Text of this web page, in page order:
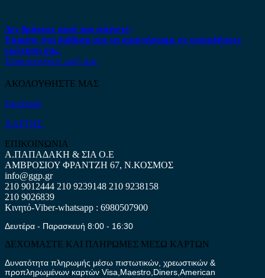
Δεν βρήκατε αυτό που ψάχνετε;
Είμαστε στη διάθεση σας να απαντήσουμε σε οποιαδήποτε
ερώτηση σας.
Επικοινωνήστε μαζί μας
ΑΚΟΛΟΥΘΗΣΤΕ ΜΑΣ
Facebook
ΧΑΡΤΗΣ
ΕΠΙΚΟΙΝΩΝΙΑ
Α.ΠΑΠΑΔΑΚΗ & ΣΙΑ Ο.Ε
ΑΜΒΡΟΣΙΟΥ ΦΡΑΝΤΖΗ 67, Ν.ΚΟΣΜΟΣ
info@ggp.gr
210 9012444 210 9239148 210 9238158
210 9026839
Κινητό-Viber-whatsapp : 6980507900
Δευτέρα - Παρασκευή 8:00 - 16:30
ΔΕΧΟΜΑΣΤΕ ΚΑΙ ΠΛΗΡΩΜΕΣ ΜΕΣΩ ΚΑΡΤΩΝ
Δυνατότητα πληρωμής μέσω πιστωτικών, χρεωστικών &
προπληρωμένων καρτών Visa,Maestro,Diners,American